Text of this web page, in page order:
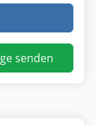
senden